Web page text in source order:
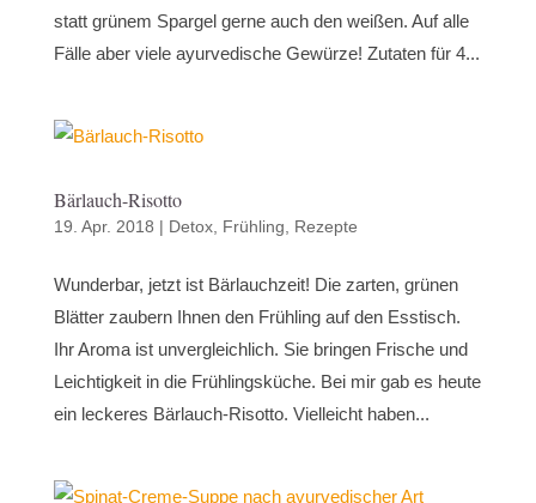
statt grünem Spargel gerne auch den weißen. Auf alle
Fälle aber viele ayurvedische Gewürze! Zutaten für 4...
Bärlauch-Risotto
19. Apr. 2018 | Detox, Frühling Rezepte
Wunderbar, jetzt ist Bärlauchzeit! Die zarten, grünen
Blätter zaubern Ihnen den Frühling auf den Esstisch.
Ihr Aroma ist unvergleichlich. Sie bringen Frische und
Leichtigkeit in die Frühlingsküche. Bei mir gab es heute
ein leckeres Bärlauch-Risotto. Vielleicht haben...